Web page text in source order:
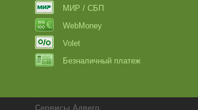
МИР / СБП
WebMoney
Volet
Безналичный платеж
Сервисы Адвего